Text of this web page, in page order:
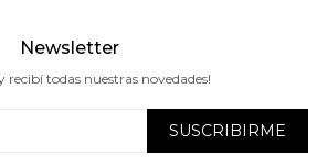
Newsletter
recibí todas nuestras novedades!
SUSCRIBIRME